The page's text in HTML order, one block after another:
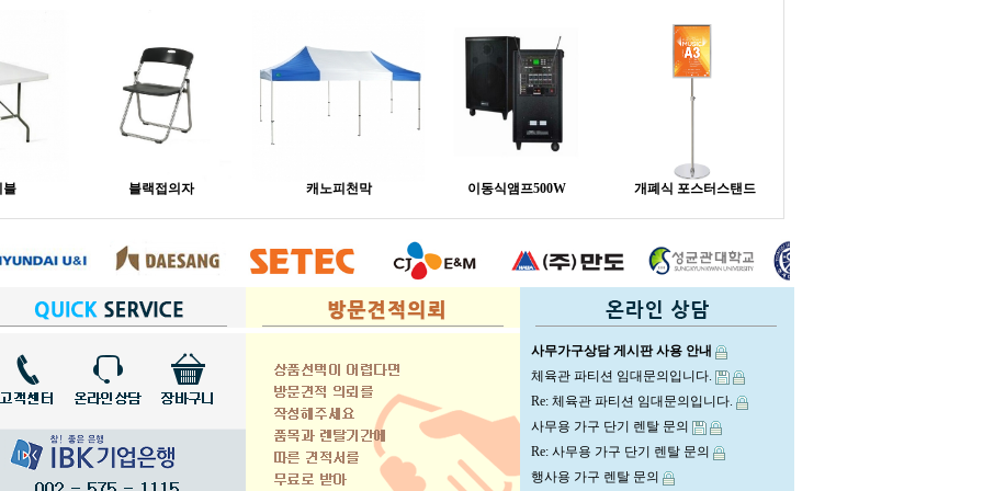
블 블랙접의자 캐노피천막 이동식앰프500W 개폐식 포스터스탠드
사무가구상담 게시판 사용 안내
체육관 파티션 임대문의입니다.
Re: 체육관 파티션 임대문의입니다.
사무용 가구 단기 렌탈 문의
Re: 사무용 가구 단기 렌탈 문의
행사용 가구 렌탈 문의